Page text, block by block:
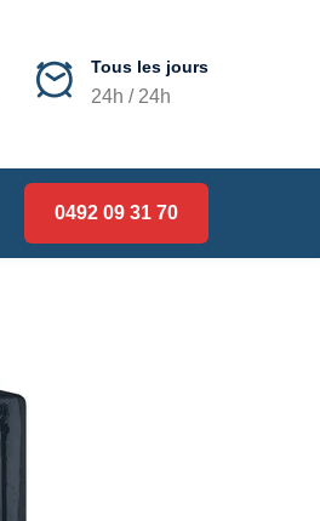
Tous les jours
24h / 24h
0492 09 31 70